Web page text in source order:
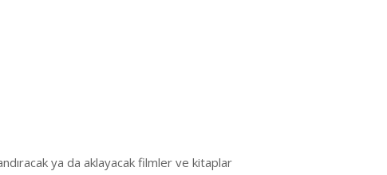
ya da aklayacak filmler ve kitaplar